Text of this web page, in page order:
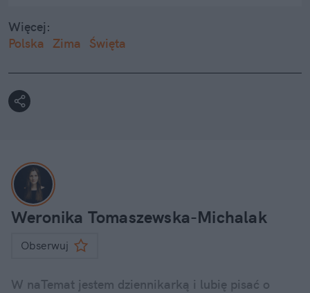
Więcej:
Polska Zima Święta
Weronika Tomaszewska-Michalak
Obserwuj
W naTemat jestem dziennikarką i lubię pisać o